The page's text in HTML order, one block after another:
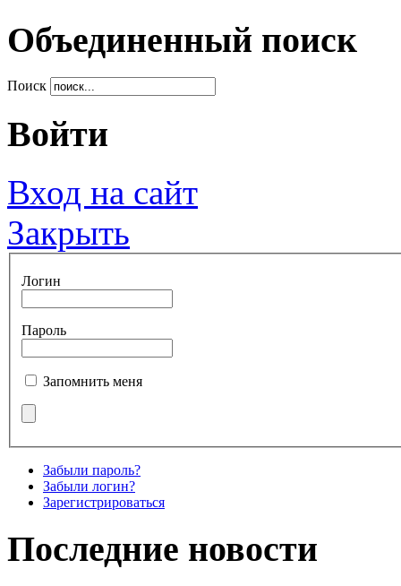
Объединенный поиск
Поиск
Войти
Вход на сайт
Закрыть
Логин
Пароль
Запомнить меня
Забыли пароль?
Забыли логин?
Зарегистрироваться
Последние новости